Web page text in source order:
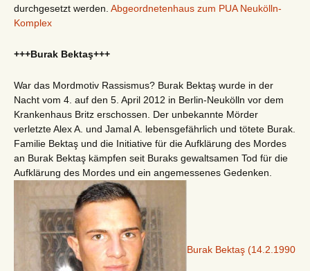
durchgesetzt werden. Abgeordnetenhaus zum PUA Neukölln-
Komplex
+++Burak Bektaş+++
War das Mordmotiv Rassismus? Burak Bektaş wurde in der
Nacht vom 4. auf den 5. April 2012 in Berlin-Neukölln vor dem
Krankenhaus Britz erschossen. Der unbekannte Mörder
verletzte Alex A. und Jamal A. lebensgefährlich und tötete Burak.
Familie Bektaş und die Initiative für die Aufklärung des Mordes
an Burak Bektaş kämpfen seit Buraks gewaltsamen Tod für die
Aufklärung des Mordes und ein angemessenes Gedenken.
Burak Bektaş (14.2.1990